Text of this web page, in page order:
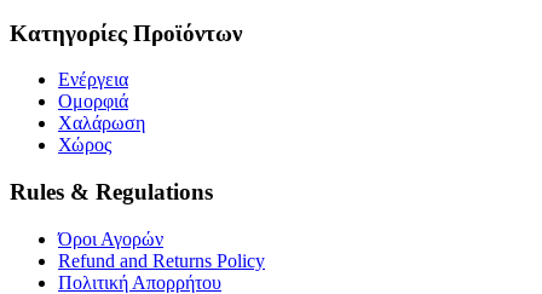
Κατηγορίες Προϊόντων
Ενέργεια
Ομορφιά
Χαλάρωση
Χώρος
Rules & Regulations
Όροι Αγορών
Refund and Returns Policy
Πολιτική Απορρήτου